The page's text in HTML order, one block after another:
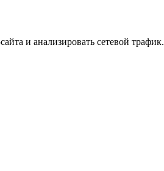
и анализировать сетевой трафик.